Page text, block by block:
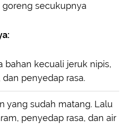
goreng secukupnya
bahan kecuali jeruk nipis,
dan penyedap rasa.
yang sudah matang. Lalu
penyedap rasa, dan air